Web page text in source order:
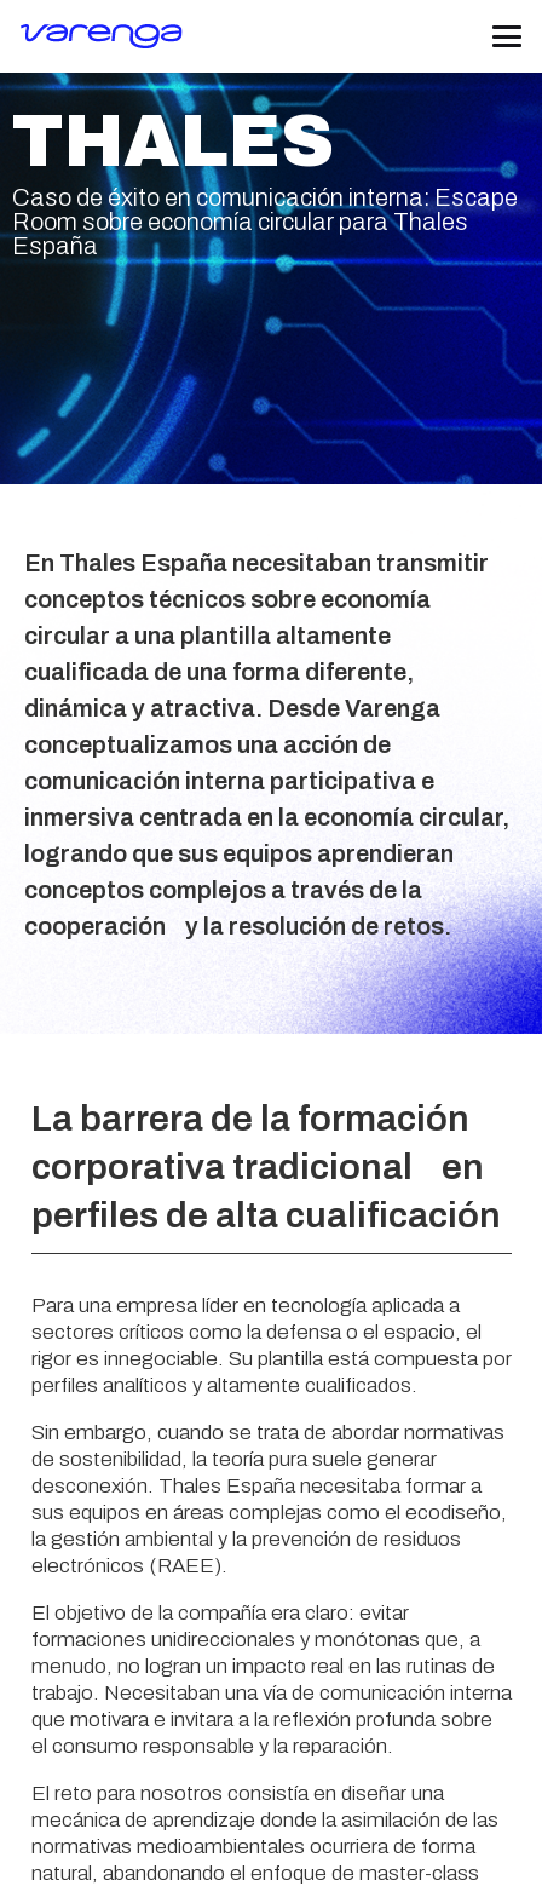
THALES
Caso de éxito en comunicación interna: Escape
Room sobre economía circular para Thales
España
En Thales España necesitaban transmitir
conceptos técnicos sobre economía
circular a una plantilla altamente
cualificada de una forma diferente,
dinámica y atractiva. Desde Varenga
conceptualizamos una acción de
comunicación interna participativa e
inmersiva centrada en la economía circular,
logrando que sus equipos aprendieran
conceptos complejos a través de la
cooperación y la resolución de retos.
La barrera de la formación
corporativa tradicional en
perfiles de alta cualificación
Para una empresa líder en tecnología aplicada a
sectores críticos como la defensa o el espacio, el
rigor es innegociable. Su plantilla está compuesta por
perfiles analíticos y altamente cualificados.
Sin embargo, cuando se trata de abordar normativas
de sostenibilidad, la teoría pura suele generar
desconexión. Thales España necesitaba formar a
sus equipos en áreas complejas como el ecodiseño,
la gestión ambiental y la prevención de residuos
electrónicos (RAEE).
El objetivo de la compañía era claro: evitar
formaciones unidireccionales y monótonas que, a
menudo, no logran un impacto real en las rutinas de
trabajo. Necesitaban una vía de comunicación interna
que motivara e invitara a la reflexión profunda sobre
el consumo responsable y la reparación.
El reto para nosotros consistía en diseñar una
mecánica de aprendizaje donde la asimilación de las
normativas medioambientales ocurriera de forma
natural, abandonando el enfoque de master-class